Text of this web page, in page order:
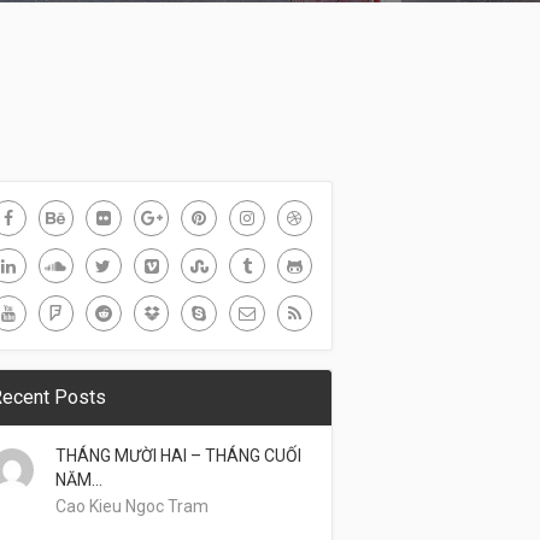
Posts
THÁNG MƯỜI HAI – THÁNG CUỐI
NĂM…
Cao Kieu Ngoc Tram